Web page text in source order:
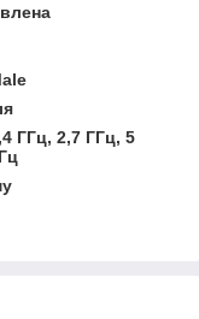
ГГц, 2,7 ГГц, 5